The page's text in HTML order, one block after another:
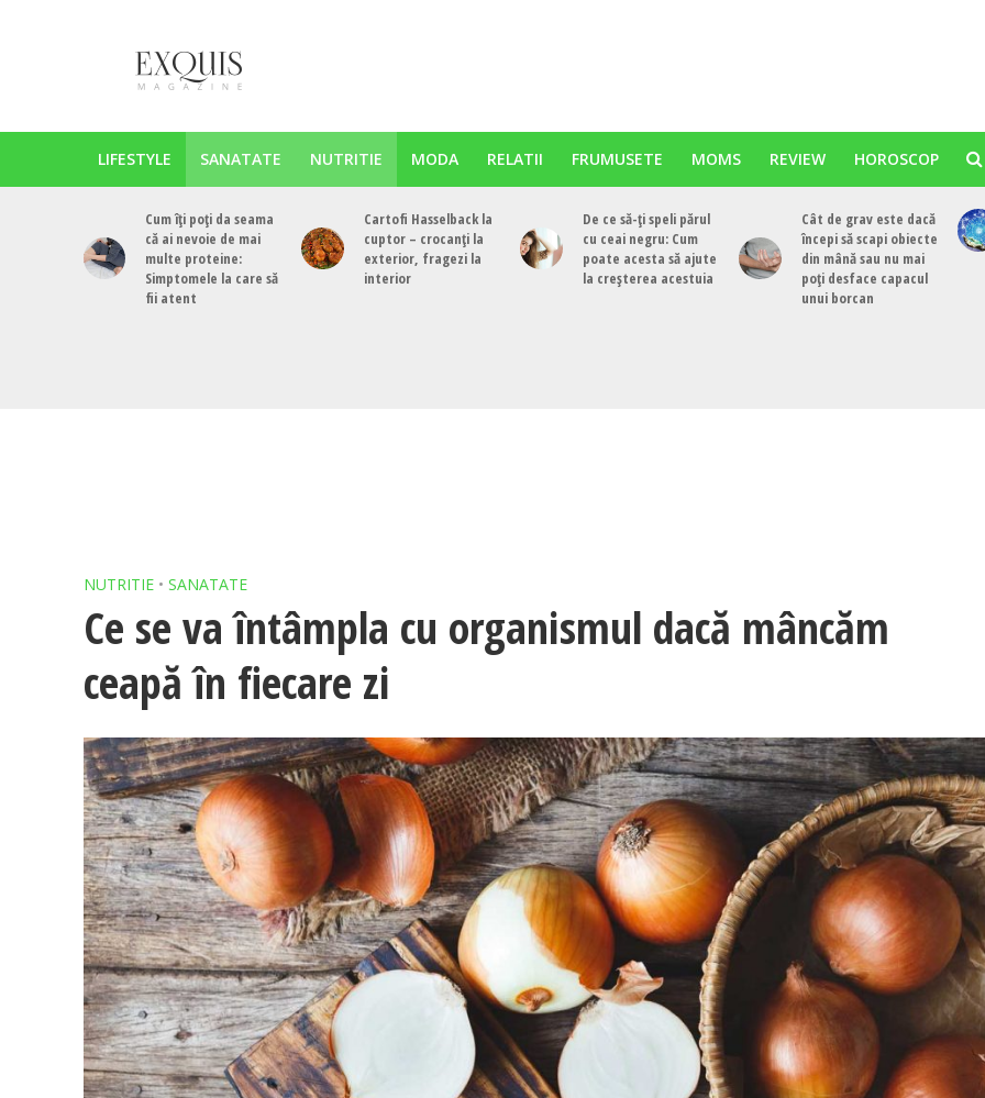
LIFESTYLE SANATATE NUTRITIE MODA RELATII FRUMUSETE MOMS REVIEW HOROSCOP
Cum îți poți da seama
că ai nevoie de mai
multe proteine:
Simptomele la care să
fii atent
Cartofi Hasselback la
cuptor – crocanți la
exterior, fragezi la
interior
De ce să-ți speli părul
cu ceai negru: Cum
poate acesta să ajute
la creșterea acestuia
Cât de grav este dacă
începi să scapi obiecte
din mână sau nu mai
poți desface capacul
unui borcan
NUTRITIE • SANATATE
Ce se va întâmpla cu organismul dacă mâncăm
ceapă în fiecare zi